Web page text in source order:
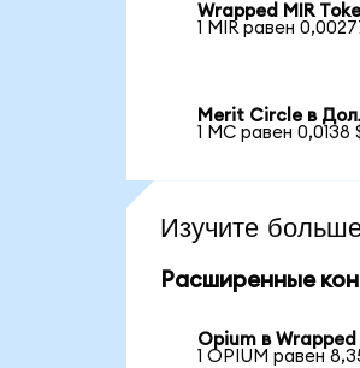
Wrapped MIR
1 MIR равен
Merit Circle в
1 MC равен 0,0138
Изучите
Расширенные
Opium в Wrapped
1 OPIUM равен